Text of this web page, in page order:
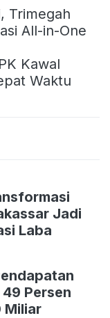
Trimegah
All-in-One
Kawal
Waktu
Jadi
Laba
Persen
Miliar